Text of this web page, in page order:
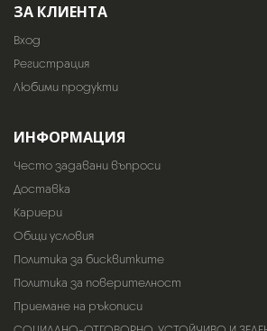
ЗА КЛИЕНТА
Вход
Регистрация
Любими продукти
ИНФОРМАЦИЯ
Често задавани въпроси
Доставка
Кариери
Общи условия
Политика за бисквитките
Политика за поверителност
Приемане на ръкописи